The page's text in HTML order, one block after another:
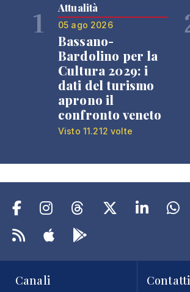
1 Attualità
05 ago 2026
Bassano-
Bardolino per la
Cultura 2029: i
dati del turismo
aprono il
confronto veneto
Visto 11.212 volte
Canali Contatti